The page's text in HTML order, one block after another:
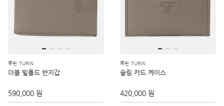
투린 TURIN
더블 빌폴드 반지갑
590,000 원
투린 TURIN
슬림 카드 케이스
420,000 원